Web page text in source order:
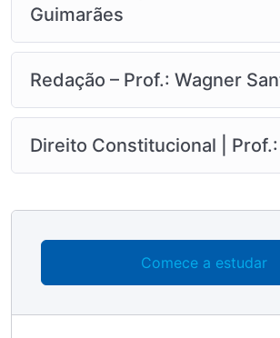
Guimarães
Redação – Prof.: Wagner
Direito Constitucional |
Comece a estudar